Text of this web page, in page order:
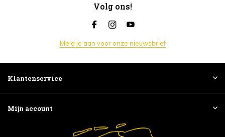
Volg ons!
Meld je aan voor onze nieuwsbrief
Klantenservice
Mijn account